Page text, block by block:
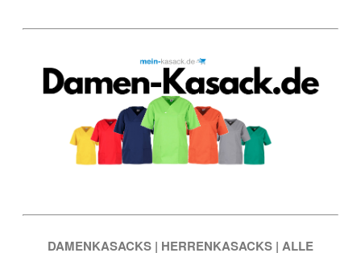
DAMENKASACKS | HERRENKASACKS | ALLE